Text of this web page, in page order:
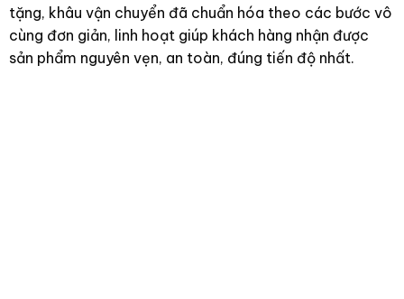
tặng, khâu vận chuyển đã chuẩn hóa theo các bước vô
cùng đơn giản, linh hoạt giúp khách hàng nhận được
sản phẩm nguyên vẹn, an toàn, đúng tiến độ nhất.